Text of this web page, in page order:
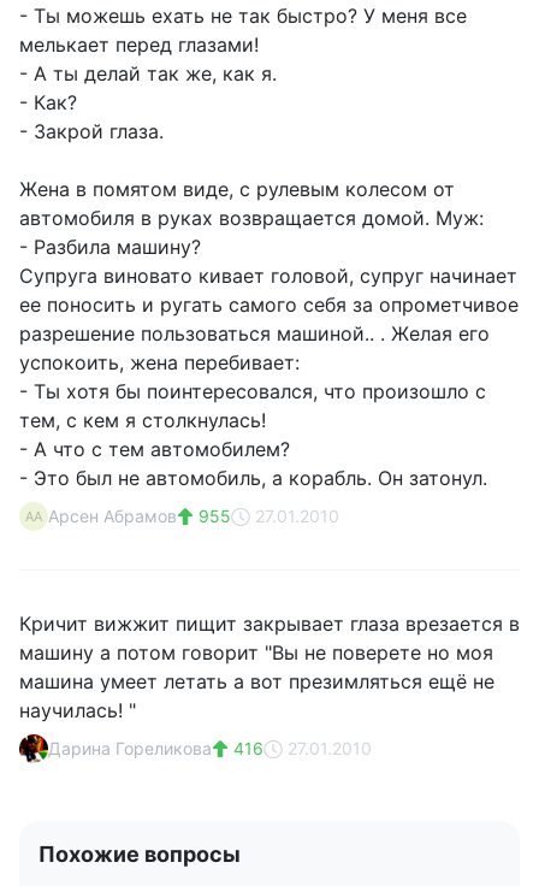
- Ты можешь ехать не так быстро? У меня все
мелькает перед глазами!
- А ты делай так же, как я.
- Как?
- Закрой глаза.
Жена в помятом виде, с рулевым колесом от
автомобиля в руках возвращается домой. Муж:
- Разбила машину?
Супруга виновато кивает головой, супруг начинает
ее поносить и ругать самого себя за опрометчивое
разрешение пользоваться машиной.. . Желая его
успокоить, жена перебивает:
- Ты хотя бы поинтересовался, что произошло с
тем, с кем я столкнулась!
- А что с тем автомобилем?
- Это был не автомобиль, а корабль. Он затонул.
АА Арсен Абрамов 955 27.01.2010
Кричит вижжит пищит закрывает глаза врезается в
машину а потом говорит "Вы не поверете но моя
машина умеет летать а вот презимляться ещё не
научилась! "
Дарина Гореликова 416 27.01.2010
Похожие вопросы